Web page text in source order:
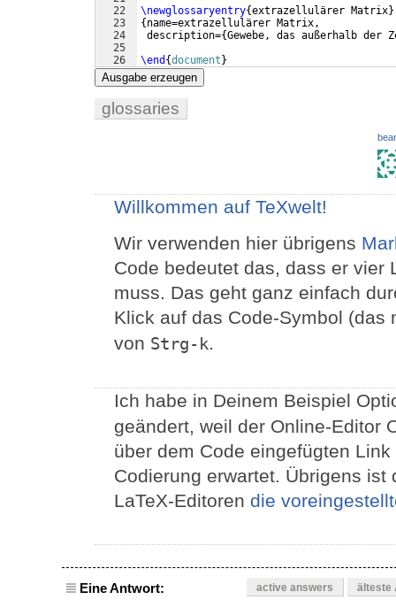
22
23
24
25
26
\newglossaryentry{extrazellulärer Matrix}
{ name=extrazellulärer Matrix,
description={Gewebe, das außerhalb
\end {document }
Ausgabe erzeugen
glossaries
Willkommen auf TeXwelt!
Wir verwenden hier übrigens
Code bedeutet das, dass er vier
muss. Das geht ganz einfach
Klick auf das Code-Symbol (das
von Strg-k.
Ich habe in Deinem Beispiel
geändert, weil der Online-Editor
über dem Code eingefügten
Codierung erwartet. Übrigens
LaTeX-Editoren die
Eine Antwort: active answers älteste